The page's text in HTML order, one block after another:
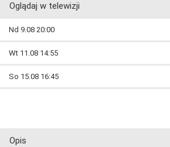
Oglądaj w telewizji
Nd 9.08 20:00
Wt 11.08 14:55
So 15.08 16:45
Opis